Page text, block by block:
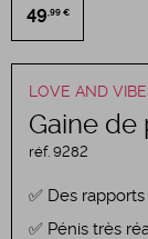
LOVE AND
Gaine de
réf. 9282
Des
Pénis très
49 ,99 €